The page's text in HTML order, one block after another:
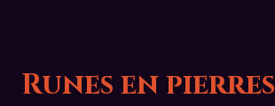
Runes en pierres